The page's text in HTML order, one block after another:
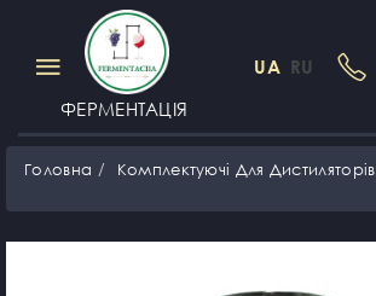
ФЕРМЕНТАЦІЯ
UA RU
Головна Комплектуючі Для Дистиляторів